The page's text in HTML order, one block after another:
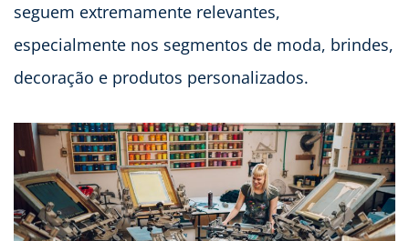
seguem extremamente relevantes,
especialmente nos segmentos de moda, brindes,
decoração e produtos personalizados.